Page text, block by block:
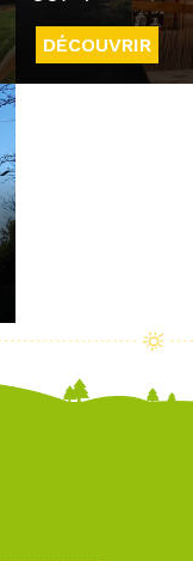
DÉCOUVRIR